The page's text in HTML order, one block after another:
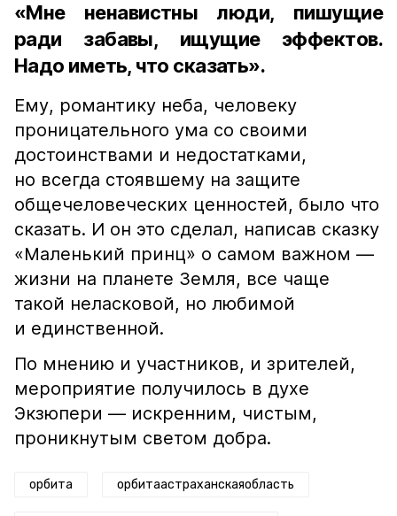
«Мне ненавистны люди, пишущие
ради забавы, ищущие эффектов.
Надо иметь, что сказать».
Ему, романтику неба, человеку
проницательного ума со своими
достоинствами и недостатками,
но всегда стоявшему на защите
общечеловеческих ценностей, было что
сказать. И он это сделал, написав сказку
«Маленький принц» о самом важном —
жизни на планете Земля, все чаще
такой неласковой, но любимой
и единственной.
По мнению и участников, и зрителей,
мероприятие получилось в духе
Экзюпери — искренним, чистым,
проникнутым светом добра.
орбита орбитаастраханскаяобласть